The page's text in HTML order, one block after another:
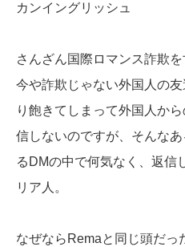
カンイングリッシュ
さんざん国際ロマンス詐欺
今や詐欺じゃない外国人の
り飽きてしまって外国人か
信しないのですが、そんな
るDMの中で何気なく、返信
リア人。
なぜならRemaと同じ頭だっ